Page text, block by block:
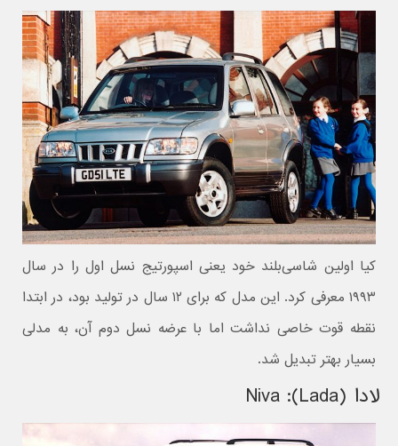
کیا اولین شاسی‌بلند خود یعنی اسپورتیج نسل اول را در سال
۱۹۹۳ معرفی کرد. این مدل که برای ۱۲ سال در تولید بود، در ابتدا
نقطه قوت خاصی نداشت اما با عرضه نسل دوم آن، به مدلی
بسیار بهتر تبدیل شد.
لادا (Lada): Niva